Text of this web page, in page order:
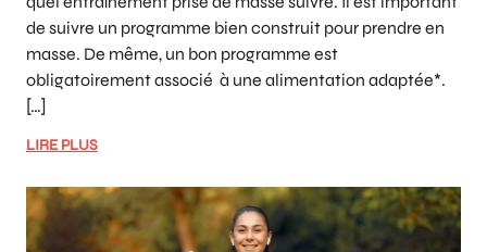
de suivre un programme bien construit pour prendre en
masse. De même, un bon programme est
obligatoirement associé à une alimentation adaptée*.
[…]
LIRE PLUS